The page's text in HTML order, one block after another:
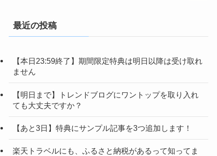
最近の投稿
【本日23:59終了】期間限定特典は明日以降は受け取れ
ません
【明日まで】トレンドブログにワントップを取り入れ
ても大丈夫ですか？
【あと3日】特典にサンプル記事を3つ追加します！
楽天トラベルにも、ふるさと納税があるって知ってま